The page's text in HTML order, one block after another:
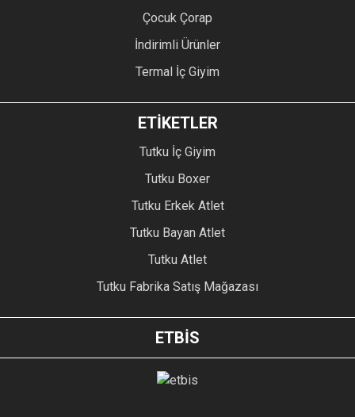
Çocuk Çorap
İndirimli Ürünler
Termal İç Giyim
ETİKETLER
Tutku İç Giyim
Tutku Boxer
Tutku Erkek Atlet
Tutku Bayan Atlet
Tutku Atlet
Tutku Fabrika Satış Mağazası
ETBİS